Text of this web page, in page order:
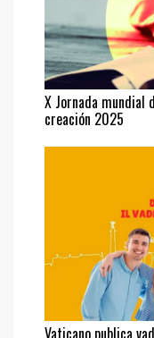
X Jornada mundial
creación 2025